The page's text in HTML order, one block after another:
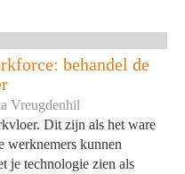
behandel de
Vreugdenhil
Dit zijn als het ware
werknemers kunnen
je technologie zien als